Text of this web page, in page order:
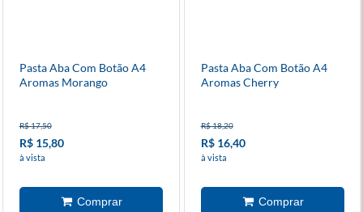
Pasta Aba Com Botão A4
Aromas Morango
R$ 17,50
R$ 15,80
à vista
Pasta Aba Com Botão A4
Aromas Cherry
R$ 18,20
R$ 16,40
à vista